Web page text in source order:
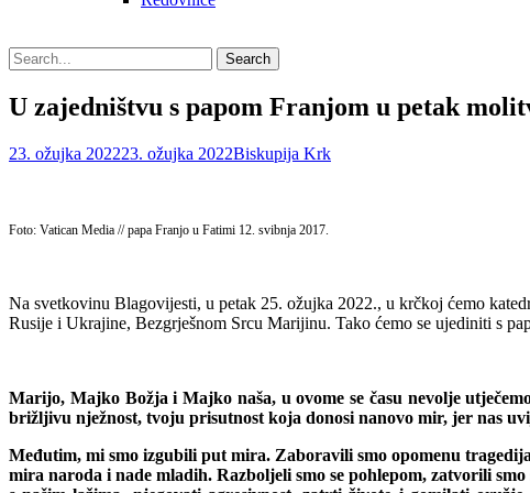
Search
Search
for:
U zajedništvu s papom Franjom u petak
Posted
23. ožujka 202223. ožujka 2022Author
Biskupija Krk
Foto: Vatican Media // papa Franjo u Fatimi 12. svibnja 2017.
Na svetkovinu Blagovijesti, u petak 25. ožujka 2022., u krčkoj ćemo
Rusije i Ukrajine, Bezgrješnom Srcu Marijinu. Tako ćemo se ujediniti s
Marijo, Majko Božja i Majko naša, u ovome se času nevolje
brižljivu nježnost, tvoju prisutnost koja donosi nanovo mir, jer nas
Međutim, mi smo izgubili put mira. Zaboravili smo opomenu
mira naroda i nade mladih. Razboljeli smo se pohlepom, zatvorili